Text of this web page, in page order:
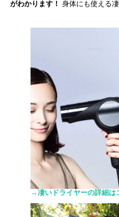
がわかります！ 身体にも使える
→凄いドライヤーの詳細は